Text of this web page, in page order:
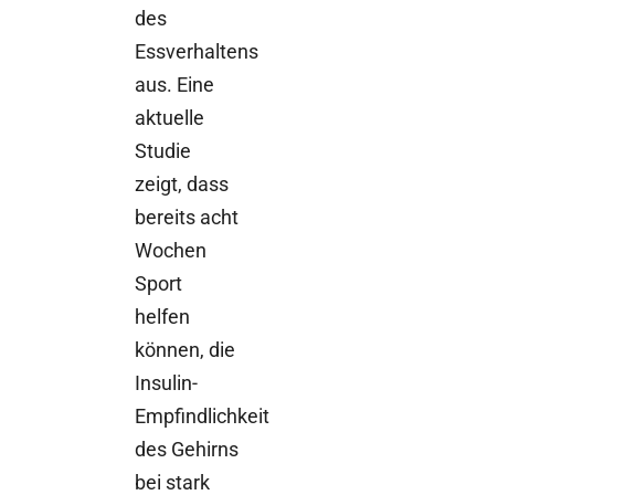
des
Essverhaltens
aus. Eine
aktuelle
Studie
zeigt, dass
bereits acht
Wochen
Sport
helfen
können, die
Insulin-
Empfindlichkeit
des Gehirns
bei stark